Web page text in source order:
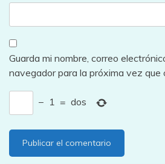
Guarda mi nombre, correo
navegador para la próxima vez que
− 1 = dos